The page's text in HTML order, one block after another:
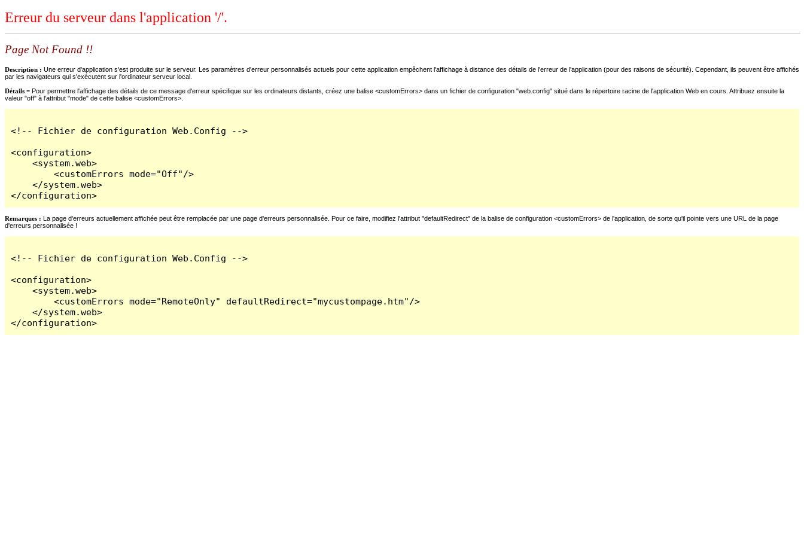
Erreur du serveur dans l'application '/'.
Page Not Found !!
Description : Une erreur d'application s'est produite sur le serveur. Les paramètres d'erreur personnalisés actuels pour cette application empêchent l'affichage à distance des détails de l'erreur de l'application (pour des raisons de sécurité). Cependant, ils peuvent être affichés
par les navigateurs qui s'exécutent sur l'ordinateur serveur local.
Détails = Pour permettre l'affichage des détails de ce message d'erreur spécifique sur les ordinateurs distants, créez une balise <customErrors> dans un fichier de configuration "web.config" situé dans le répertoire racine de l'application Web en cours. Attribuez ensuite la
valeur "off" à l'attribut "mode" de cette balise <customErrors>.
<!-- Fichier de configuration Web.Config -->
<configuration>
    <system.web>
        <customErrors mode="Off"/>
    </system.web>
</configuration>
Remarques : La page d'erreurs actuellement affichée peut être remplacée par une page d'erreurs personnalisée. Pour ce faire, modifiez l'attribut "defaultRedirect" de la balise de configuration <customErrors> de l'application, de sorte qu'il pointe vers une URL de la page
d'erreurs personnalisée !
<!-- Fichier de configuration Web.Config -->
<configuration>
    <system.web>
        <customErrors mode="RemoteOnly" defaultRedirect="mycustompage.htm"/>
    </system.web>
</configuration>